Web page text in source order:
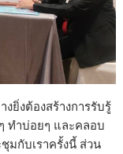
ยิ่งต้องสร้างการรับรู้
ทำบ่อยๆ และคลอบ
มกับเราครั้งนี้ ส่วน